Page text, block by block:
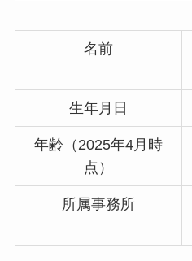
名前
生年月日
年齢（2025年4月時
点）
所属事務所